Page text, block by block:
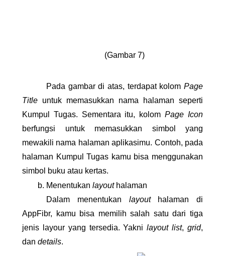
(Gambar 7)
Pada gambar di atas, terdapat kolom Page
Title untuk memasukkan nama halaman seperti
Kumpul Tugas. Sementara itu, kolom Page Icon
berfungsi untuk memasukkan simbol yang
mewakili nama halaman aplikasimu. Contoh, pada
halaman Kumpul Tugas kamu bisa menggunakan
simbol buku atau kertas.
Menentukan layout halaman
Dalam menentukan layout halaman di
AppFibr, kamu bisa memilih salah satu dari tiga
jenis layour yang tersedia. Yakni layout list, grid,
dan details.